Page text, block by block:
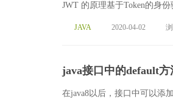
JWT 的原理基于Token的身
JAVA 2020-04-02
java接口中的default方
在java8以后，接口中可以添